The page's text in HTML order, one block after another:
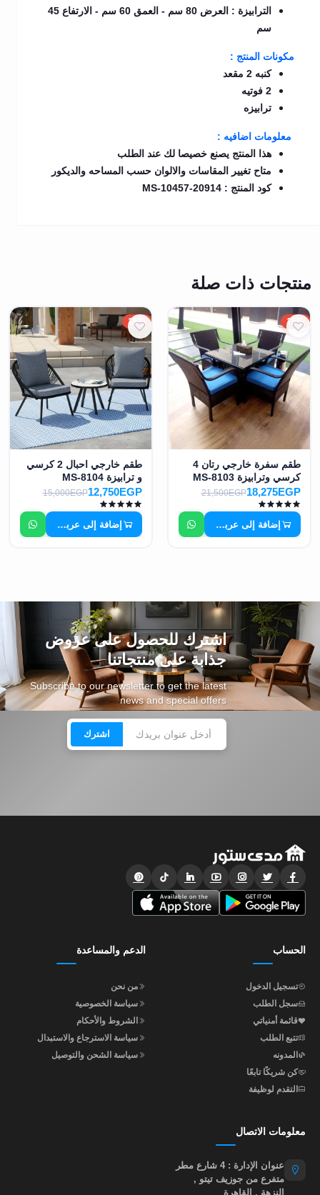
الترابيزة : العرض 80 سم - العمق 60 سم - الارتفاع 45
سم
مكونات المنتج :
كنبه 2 مقعد
2 فوتيه
ترابيزه
معلومات اضافيه :
هذا المنتج يصنع خصيصا لك عند الطلب
متاح تغيير المقاسات والالوان حسب المساحه والديكور
كود المنتج : MS-10457-20914
منتجات ذات صلة
15%
طقم سفرة خارجي رتان 4
كرسي وترابيزة MS-8103
18,275EGP
21,500EGP
إضافة إلى عربة التسوق
15%
طقم خارجي احبال 2 كرسي
و ترابيزة MS-8104
12,750EGP
15,000EGP
إضافة إلى عربة التسوق
اشترك للحصول على عروض
جذابة على منتجاتنا
Subscribe to our newsletter to get the latest
news and special offers
اشترك
الحساب
تسجيل الدخول
سجل الطلب
قائمة أمنياتي
تتبع الطلب
المدونه
كن شريكًا تابعًا
التقدم لوظيفة
الدعم والمساعدة
من نحن
سياسة الخصوصية
الشروط والأحكام
سياسة الاسترجاع والاستبدال
سياسة الشحن والتوصيل
معلومات الاتصال
عنوان الإدارة : 4 شارع مطر
متفرع من جوزيف تيتو ,
النزهة , القاهرة